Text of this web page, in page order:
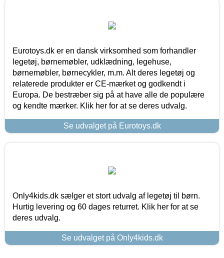
Eurotoys.dk er en dansk virksomhed som forhandler
legetøj, børnemøbler, udklædning, legehuse,
børnemøbler, børnecykler, m.m. Alt deres legetøj og
relaterede produkter er CE-mærket og godkendt i
Europa. De bestræber sig på at have alle de populære
og kendte mærker. Klik her for at se deres udvalg.
Se udvalget på Eurotoys.dk
Only4kids.dk sælger et stort udvalg af legetøj til børn.
Hurtig levering og 60 dages returret. Klik her for at se
deres udvalg.
Se udvalget på Only4kids.dk